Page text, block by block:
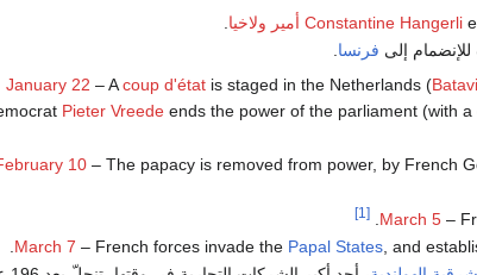
Constantine Hangerli أمير ولاخيا
إلى فرنسا
January 22 – Acoup d'étatis staged in the Netherlands (
Pieter Vreedeends the power of the parliament (with
10– The papacy is removed from power, by French
March 5–
.
[1]
March 7 – French forces invade the Papal States, and